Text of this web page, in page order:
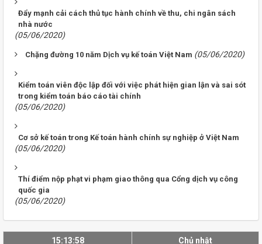
Ðẩy mạnh cải cách thủ tục hành chính về thu, chi ngân sách
nhà nước
(05/06/2020)
Chặng đường 10 năm Dịch vụ kế toán Việt Nam (05/06/2020)
Kiểm toán viên độc lập đối với việc phát hiện gian lận và sai sót
trong kiểm toán báo cáo tài chính
(05/06/2020)
Cơ sở kế toán trong Kế toán hành chính sự nghiệp ở Việt Nam
(05/06/2020)
Thí điểm nộp phạt vi phạm giao thông qua Cổng dịch vụ công
quốc gia
(05/06/2020)
15:13:58 Chủ nhật